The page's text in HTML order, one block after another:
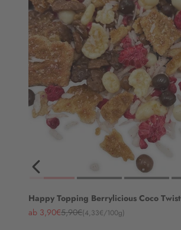
Happy Topping Berrylicious Coco Twist
Angebot
ab 3,90€Regulärer Preis
5,90€(4,33€/100g)